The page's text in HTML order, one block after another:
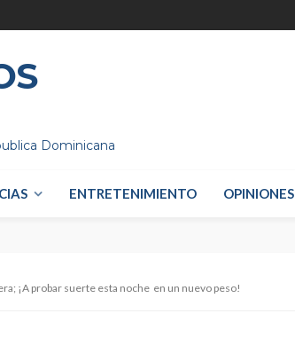
Dominicana
ENTRETENIMIENTO OPINIONES
¡A probar suerte esta noche en un nuevo peso!